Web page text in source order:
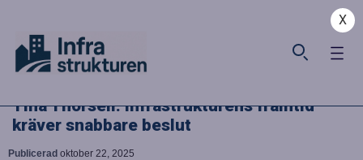
X
Tina Thorsell: Infrastrukturens framtid
kräver snabbare beslut
Publicerad oktober 22, 2025